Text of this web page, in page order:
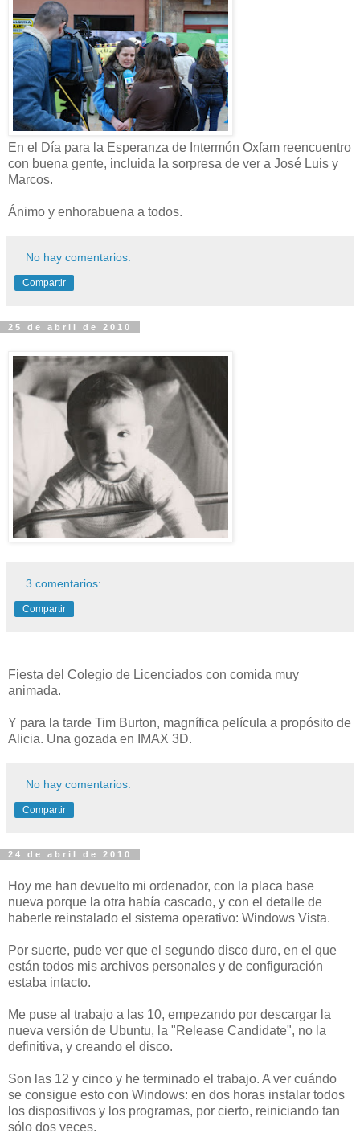
En el Día para la Esperanza de Intermón Oxfam reencuentro
con buena gente, incluida la sorpresa de ver a José Luis y
Marcos.
Ánimo y enhorabuena a todos.
No hay comentarios:
Compartir
25 de abril de 2010
3 comentarios:
Compartir
Fiesta del Colegio de Licenciados con comida muy
animada.
Y para la tarde Tim Burton, magnífica película a propósito de
Alicia. Una gozada en IMAX 3D.
No hay comentarios:
Compartir
24 de abril de 2010
Hoy me han devuelto mi ordenador, con la placa base
nueva porque la otra había cascado, y con el detalle de
haberle reinstalado el sistema operativo: Windows Vista.
Por suerte, pude ver que el segundo disco duro, en el que
están todos mis archivos personales y de configuración
estaba intacto.
Me puse al trabajo a las 10, empezando por descargar la
nueva versión de Ubuntu, la "Release Candidate", no la
definitiva, y creando el disco.
Son las 12 y cinco y he terminado el trabajo. A ver cuándo
se consigue esto con Windows: en dos horas instalar todos
los dispositivos y los programas, por cierto, reiniciando tan
sólo dos veces.